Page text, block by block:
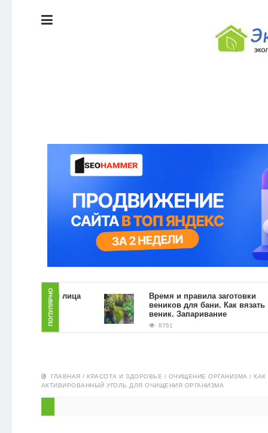
ЭКОЛОГИЯ
СТИЛЬ
ДОМА
КРАСОТА И
ПИТАНИЕ
НОВОСТИ
ПОПУЛЯРНО
для лица
Время и правила заготовки
веников для бани. Как вязать
веник. Запаривание
8761
ГЛАВНАЯ / КРАСОТА И ЗДОРОВЬЕ / ОЧИЩЕНИЕ ОРГАНИЗМА /
АКТИВИРОВАННЫЙ УГОЛЬ ДЛЯ ОЧИЩЕНИЯ ОРГАНИЗМА